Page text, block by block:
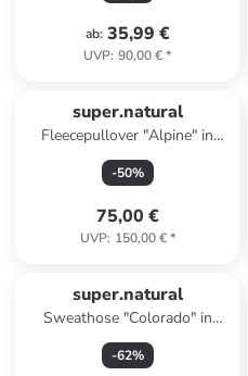
ab: 35,99 €
UVP: 90,00 €*
super.natural
Fleecepullover "Alpine" in
Grün
-50%
75,00 €
UVP: 150,00 €*
super.natural
Sweathose "Colorado" in
Dunkelblau
-62%